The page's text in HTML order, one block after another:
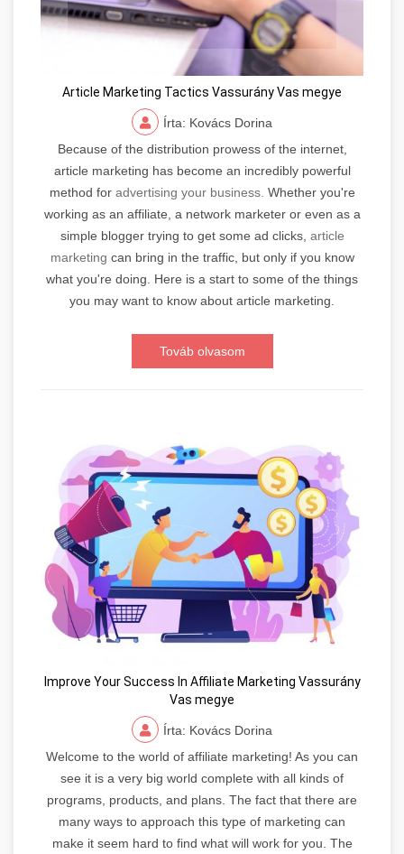
Article Marketing Tactics Vassurány Vas megye
Írta: Kovács Dorina
Because of the distribution prowess of the internet,
article marketing has become an incredibly powerful
method for advertising your business. Whether you're
working as an affiliate, a network marketer or even as a
simple blogger trying to get some ad clicks, article
marketing can bring in the traffic, but only if you know
what you're doing. Here is a start to some of the things
you may want to know about article marketing.
Továb olvasom
Improve Your Success In Affiliate Marketing Vassurány
Vas megye
Írta: Kovács Dorina
Welcome to the world of affiliate marketing! As you can
see it is a very big world complete with all kinds of
programs, products, and plans. The fact that there are
many ways to approach this type of marketing can
make it seem hard to find what will work for you. The